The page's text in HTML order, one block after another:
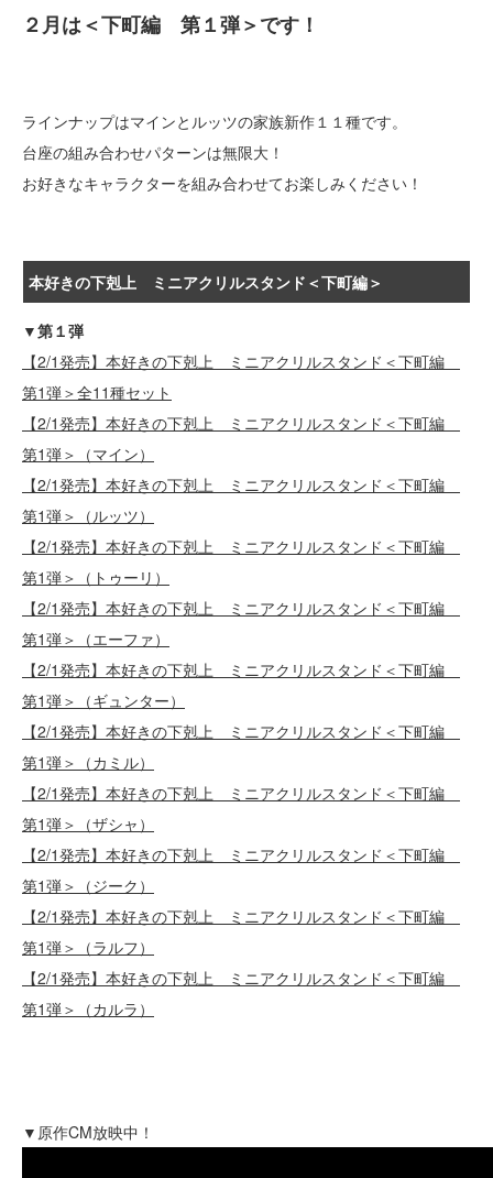
２月は＜下町編 第１弾＞です！
ラインナップはマインとルッツの家族新作１１種です。
台座の組み合わせパターンは無限大！
お好きなキャラクターを組み合わせてお楽しみください！
本好きの下剋上 ミニアクリルスタンド＜下町編＞
▼第１弾
【2/1発売】本好きの下剋上 ミニアクリルスタンド＜下町編
第1弾＞全11種セット
【2/1発売】本好きの下剋上 ミニアクリルスタンド＜下町編
第1弾＞（マイン）
【2/1発売】本好きの下剋上 ミニアクリルスタンド＜下町編
第1弾＞（ルッツ）
【2/1発売】本好きの下剋上 ミニアクリルスタンド＜下町編
第1弾＞（トゥーリ）
【2/1発売】本好きの下剋上 ミニアクリルスタンド＜下町編
第1弾＞（エーファ）
【2/1発売】本好きの下剋上 ミニアクリルスタンド＜下町編
第1弾＞（ギュンター）
【2/1発売】本好きの下剋上 ミニアクリルスタンド＜下町編
第1弾＞（カミル）
【2/1発売】本好きの下剋上 ミニアクリルスタンド＜下町編
第1弾＞（ザシャ）
【2/1発売】本好きの下剋上 ミニアクリルスタンド＜下町編
第1弾＞（ジーク）
【2/1発売】本好きの下剋上 ミニアクリルスタンド＜下町編
第1弾＞（ラルフ）
【2/1発売】本好きの下剋上 ミニアクリルスタンド＜下町編
第1弾＞（カルラ）
▼原作CM放映中！